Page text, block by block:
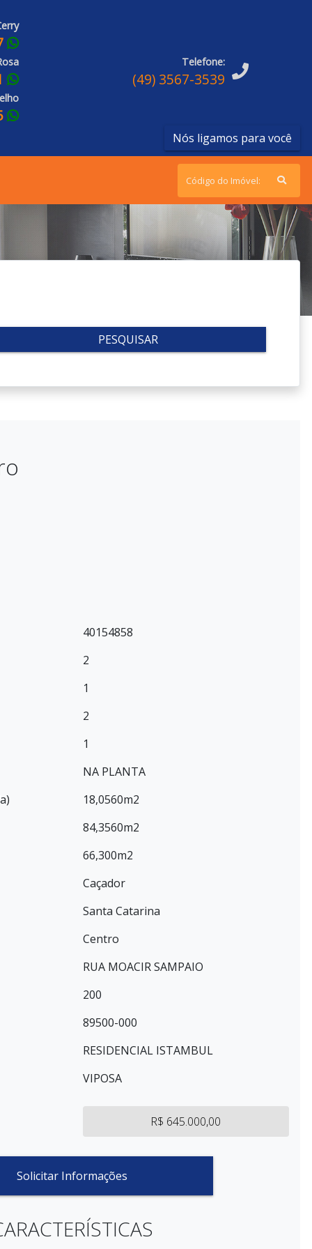
Telefone:
(49) 3567-3539
Nós ligamos para você
PESQUISAR
40154858
2
1
2
1
NA PLANTA
18,0560m2
84,3560m2
66,300m2
Caçador
Santa Catarina
Centro
RUA MOACIR SAMPAIO
200
89500-000
RESIDENCIAL ISTAMBUL
VIPOSA
R$ 645.000,00
Solicitar Informações